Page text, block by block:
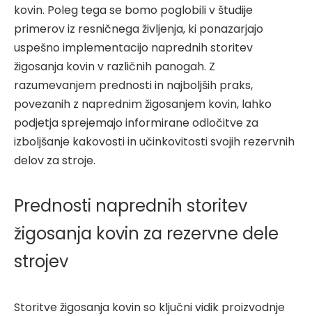
kovin. Poleg tega se bomo poglobili v študije
primerov iz resničnega življenja, ki ponazarjajo
uspešno implementacijo naprednih storitev
žigosanja kovin v različnih panogah. Z
razumevanjem prednosti in najboljših praks,
povezanih z naprednim žigosanjem kovin, lahko
podjetja sprejemajo informirane odločitve za
izboljšanje kakovosti in učinkovitosti svojih rezervnih
delov za stroje.
Prednosti naprednih storitev
žigosanja kovin za rezervne dele
strojev
Storitve žigosanja kovin so ključni vidik proizvodnje